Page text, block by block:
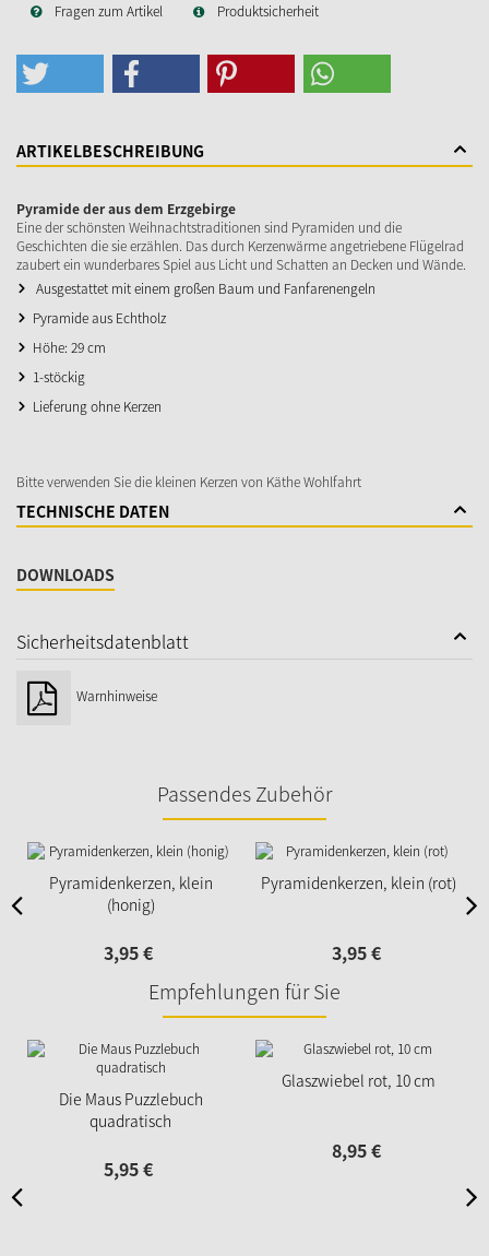
Fragen zum Artikel Produktsicherheit
ARTIKELBESCHREIBUNG
Pyramide der aus dem Erzgebirge
Eine der schönsten Weihnachtstraditionen sind Pyramiden und die
Geschichten die sie erzählen. Das durch Kerzenwärme angetriebene Flügelrad
zaubert ein wunderbares Spiel aus Licht und Schatten an Decken und Wände.
Ausgestattet mit einem großen Baum und Fanfarenengeln
Pyramide aus Echtholz
Höhe: 29 cm
1-stöckig
Lieferung ohne Kerzen
Bitte verwenden Sie die kleinen Kerzen von Käthe Wohlfahrt
TECHNISCHE DATEN
DOWNLOADS
Sicherheitsdatenblatt
Warnhinweise
Passendes Zubehör
Pyramidenkerzen, klein
(honig)
3,95€
Pyramidenkerzen, klein (rot)
3,95€
Empfehlungen für Sie
Die Maus Puzzlebuch
quadratisch
5,95€
Glaszwiebel rot, 10 cm
8,95€